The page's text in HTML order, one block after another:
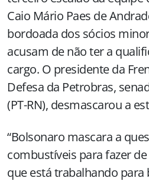
Caio Mário Paes de
bordoada dos sócios
acusam de não ter a
cargo. O presidente da
Defesa da Petrobras,
(PT-RN), desmascarou a
“Bolsonaro mascara a
combustíveis para fazer
que está trabalhando para